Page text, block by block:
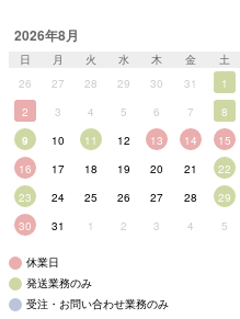
2026年8月
日 月 火 水 木 金
土
26
27 28 29 30 31
1
2
3 4 5 6 7
8
9
10 11 12 13 14
15
16
17 18 19 20 21
22
23
24 25 26 27 28
29
30
31 1 2 3 4 5
休業日
発送業務のみ
受注・お問い合わせ業務のみ